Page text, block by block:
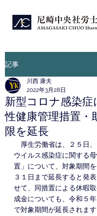
記事
新型コロナ感染
性健康管理措置・
限を延長
川西 康夫
2022年3月28日
厚生労働省は、２５日
ウイルス感染症に関する
置」について、対象期間
３１日まで延長すると発
せて、同措置による休暇
成金についても、令和５
で対象期間が延長されます